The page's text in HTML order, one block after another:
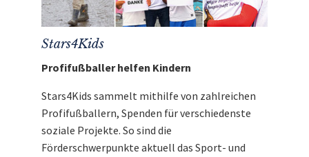
Stars4Kids
Profifußballer helfen Kindern
Stars4Kids sammelt mithilfe von zahlreichen
Profifußballern, Spenden für verschiedenste
soziale Projekte. So sind die
Förderschwerpunkte aktuell das Sport- und